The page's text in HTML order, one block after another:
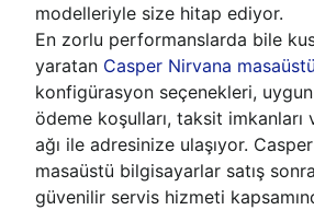
modelleriyle size hitap ediyor.
En zorlu performanslarda bile
yaratan Casper Nirvana
konfigürasyon seçenekleri,
ödeme koşulları, taksit imkanları
ağı ile adresinize ulaşıyor.
masaüstü bilgisayarlar satış
güvenilir servis hizmeti